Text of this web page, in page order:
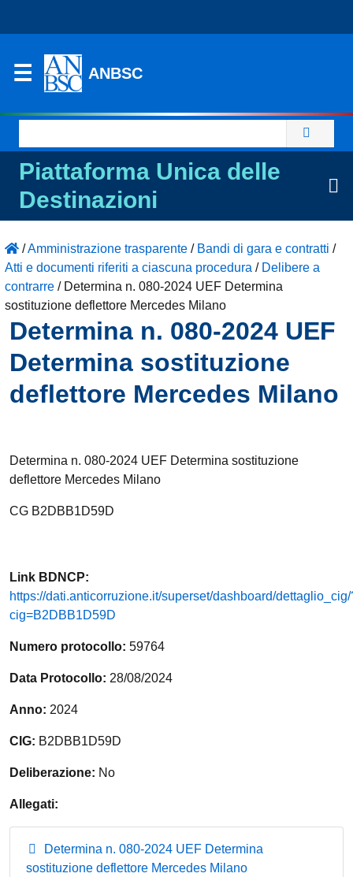
ANBSC
per:
Piattaforma Unica delle
Destinazioni
/Amministrazione trasparente / Bandi di gara e contratti /
Atti e documenti riferiti a ciascuna procedura / Delibere a
contrarre / Determina n. 080-2024 UEF Determina
sostituzione deflettore Mercedes Milano
Determina n. 080-2024 UEF
Determina sostituzione
deflettore Mercedes Milano
Determina n. 080-2024 UEF Determina sostituzione
deflettore Mercedes Milano
CG B2DBB1D59D
Link BDNCP:
https://dati.anticorruzione.it/superset/dashboard/dettaglio_cig/
cig=B2DBB1D59D
Numero protocollo: 59764
Data Protocollo: 28/08/2024
Anno: 2024
CIG: B2DBB1D59D
Deliberazione: No
Allegati:
Determina n. 080-2024 UEF Determina
sostituzione deflettore Mercedes Milano